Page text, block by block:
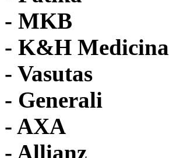
- MKB
- K&H Medicina
- Vasutas
- Generali
- AXA
- Allianz